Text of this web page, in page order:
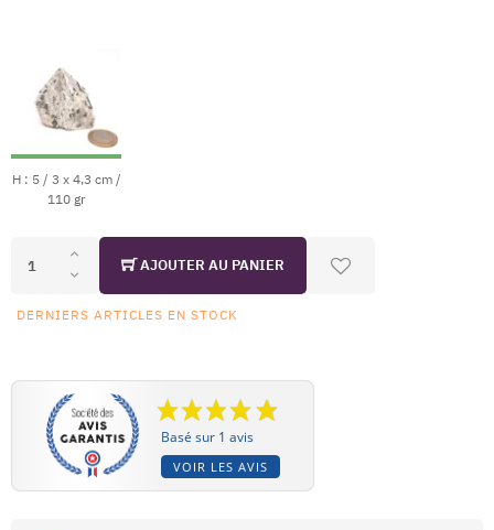
H : 5 / 3 x 4,3 cm /
110 gr
AJOUTER AU PANIER
DERNIERS ARTICLES EN STOCK
Basé sur 1 avis
VOIR LES AVIS